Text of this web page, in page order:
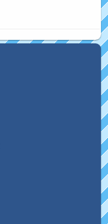
Ajouter à mon panier